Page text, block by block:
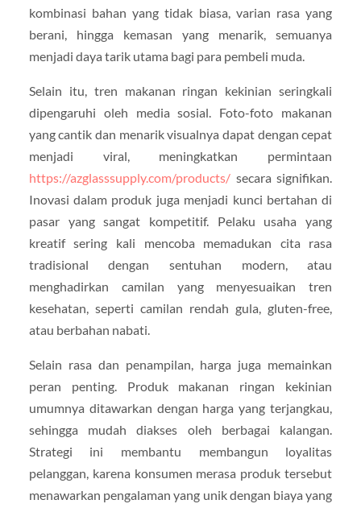
kombinasi bahan yang tidak biasa, varian rasa yang
berani, hingga kemasan yang menarik, semuanya
menjadi daya tarik utama bagi para pembeli muda.
Selain itu, tren makanan ringan kekinian seringkali
dipengaruhi oleh media sosial. Foto-foto makanan
yang cantik dan menarik visualnya dapat dengan cepat
menjadi viral, meningkatkan permintaan
https://azglasssupply.com/products/secara signifikan.
Inovasi dalam produk juga menjadi kunci bertahan di
pasar yang sangat kompetitif. Pelaku usaha yang
kreatif sering kali mencoba memadukan cita rasa
tradisional dengan sentuhan modern, atau
menghadirkan camilan yang menyesuaikan tren
kesehatan, seperti camilan rendah gula, gluten-free,
atau berbahan nabati.
Selain rasa dan penampilan, harga juga memainkan
peran penting. Produk makanan ringan kekinian
umumnya ditawarkan dengan harga yang terjangkau,
sehingga mudah diakses oleh berbagai kalangan.
Strategi ini membantu membangun loyalitas
pelanggan, karena konsumen merasa produk tersebut
menawarkan pengalaman yang unik dengan biaya yang